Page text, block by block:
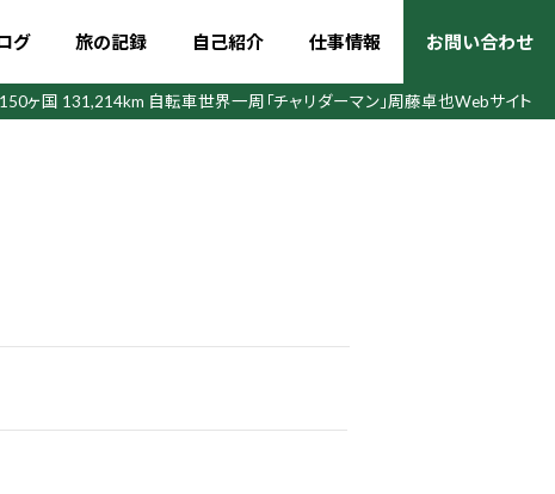
グ 旅の記録 自己紹介 仕事情報 お問い合わせ
150ヶ国 131,214km 自転車世界一周 「チャリダーマン」周藤卓也Webサイト